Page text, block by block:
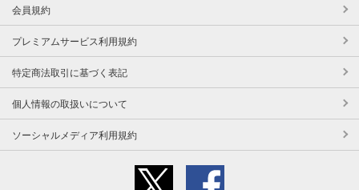
会員規約
プレミアムサービス利用規約
特定商法取引に基づく表記
個人情報の取扱いについて
ソーシャルメディア利用規約